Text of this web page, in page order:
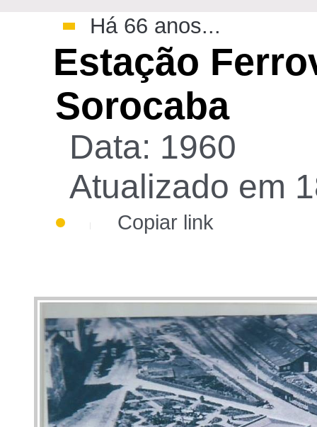
Há 66 anos...
Estação
Sorocaba
Data: 1960
Atualizado em
Copiar link